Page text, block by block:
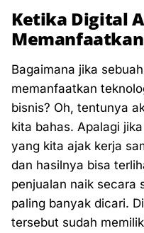
Ketika Digital
Bagaimana jika
memanfaatkan
bisnis? Oh, tentunya
kita bahas. Apalagi
yang kita ajak kerja
dan hasilnya bisa
penjualan naik secara
paling banyak dicari.
tersebut sudah